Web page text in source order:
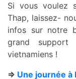
Si vous voulez
Thap, laissez-
infos sur notre
grand support
vietnamiens !
=> Une journée à